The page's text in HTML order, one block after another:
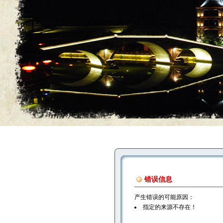
错误信息
产生错误的可能原因：
指定的来源不存在！